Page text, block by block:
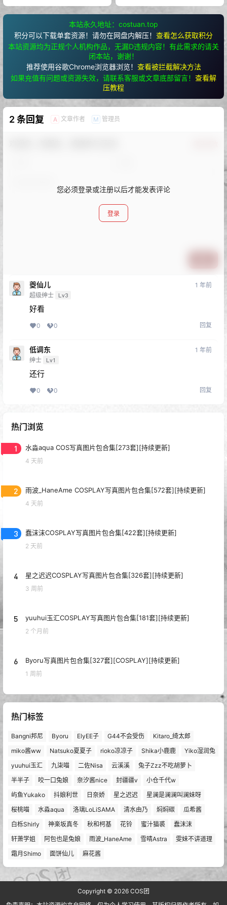
本站永久地址：costuan.top
积分可以下载单套资源！请勿在网盘内解压！ 查看怎么获取积分
本站资源均为正规个人机构作品，无漏D违规内容！有此需求的请关
闭本站，谢谢！
推荐使用谷歌Chrome浏览器浏览！ 查看被拦截解决方法
如果充值有问题或资源失效，请联系客服或文章底部留言！ 查看解
压教程
2 条回复 A 文章作者 M 管理员
您必须登录或注册以后才能发表评论
登录
夔仙儿
超级绅士 Lv3
1 年前
好看
0 0 回复
低调东
绅士 Lv1
1 年前
还行
0 0 回复
热门浏览
1 水淼aqua COS写真图片包合集[273套][持续更新]
4 天前
2 雨波_HaneAme COSPLAY写真图片包合集[572套][持续更新]
4 天前
3 蠢沫沫COSPLAY写真图片包合集[422套][持续更新]
2 天前
4 星之迟迟COSPLAY写真图片包合集[326套][持续更新]
3 周前
5 yuuhui玉汇COSPLAY写真图片包合集[181套][持续更新]
2 个月前
6 Byoru写真图片包合集[327套][COSPLAY][持续更新]
1 周前
热门标签
Bangni邦尼 Byoru ElyEE子 G44不会受伤
Kitaro_绮太郎
miko酱ww
Natsuko夏夏子 rioko凉凉子 Shika小鹿鹿
Yiko湿润兔
yuuhui玉汇
九柒喵 二佐Nisa 云溪溪
兔子Zzz不吃胡萝卜
半半子
咬一口兔娘 奈汐酱nice 封疆疆v
小仓千代w
屿鱼Yukako
抖娘利世 日奈娇 星之迟迟
星澜是澜澜叫澜妹呀
桜桃喵
水淼aqua 洛璃LoLiSAMA 清水由乃 焖焖碳
瓜希酱
白栎Shirly
神楽坂真冬 秋和柯基 花铃 蜜汁猫裘
蠢沫沫
轩萧学姐
阿包也是兔娘 雨波_HaneAme 雪晴Astra
雯妹不讲道理
霜月Shimo
面饼仙儿 麻花酱
Copyright © 2026 COS团